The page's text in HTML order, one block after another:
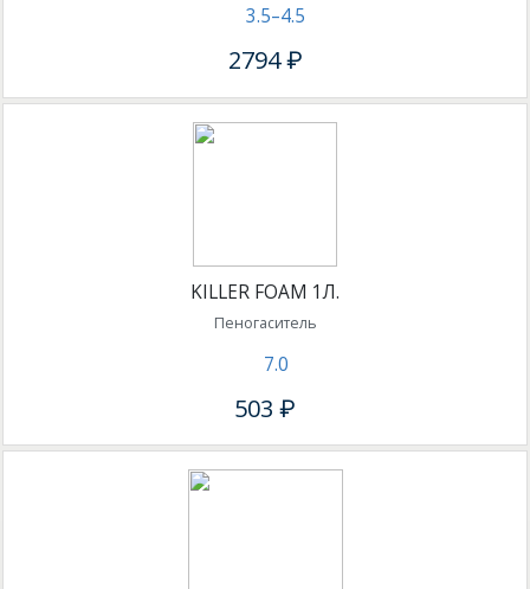
3.5–4.5
2794 ₽
KILLER FOAM 1Л.
Пеногаситель
7.0
503 ₽